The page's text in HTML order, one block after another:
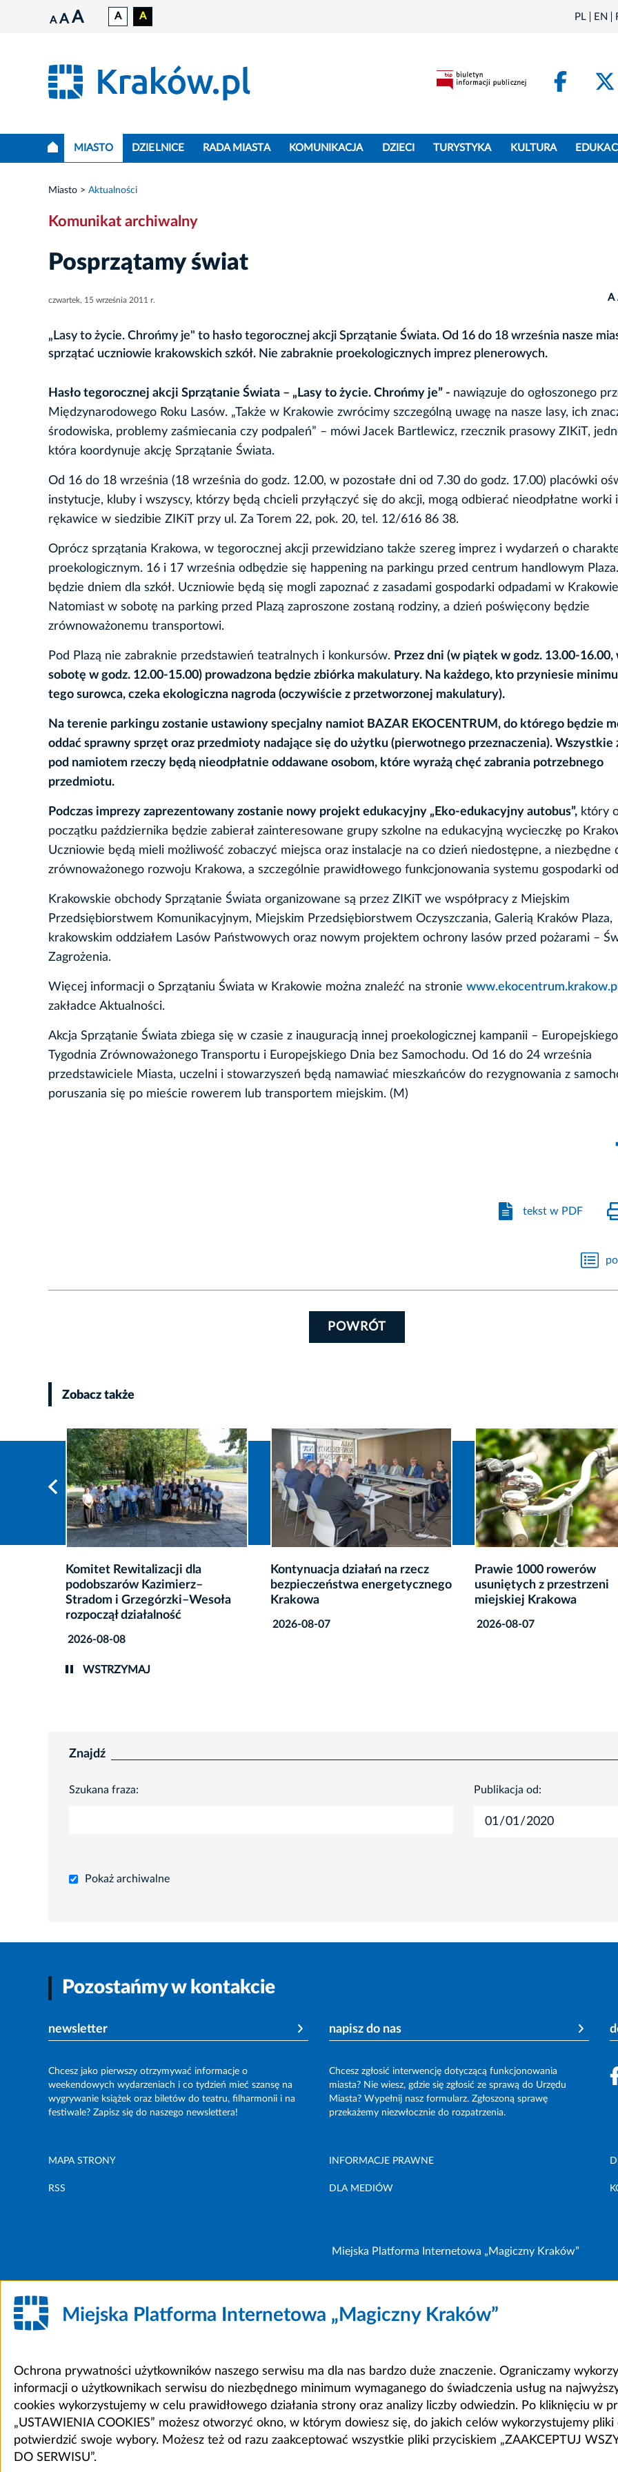
A A A A A PL EN
MIASTO DZIELNICE RADA MIASTA KOMUNIKACJA DZIECI TURYSTYKA KULTURA
Miasto Aktualności
Komunikat archiwalny
Posprzątamy świat
czwartek, 15 września 2011 r. A
„Lasy to życie. Chrońmy je" to hasło tegorocznej akcji Sprzątanie Świata. Od 16 do 18 września nasze
sprzątać uczniowie krakowskich szkół. Nie zabraknie proekologicznych imprez plenerowych.
Hasło tegorocznej akcji Sprzątanie Świata – „Lasy to życie. Chrońmy je” - nawiązuje do ogłoszonego
Międzynarodowego Roku Lasów. „Także w Krakowie zwrócimy szczególną uwagę na nasze lasy, ich
środowiska, problemy zaśmiecania czy podpaleń” – mówi Jacek Bartlewicz, rzecznik prasowy ZIKiT,
która koordynuje akcję Sprzątanie Świata.
Od 16 do 18 września (18 września do godz. 12.00, w pozostałe dni od 7.30 do godz. 17.00) placówki
instytucje, kluby i wszyscy, którzy będą chcieli przyłączyć się do akcji, mogą odbierać nieodpłatne worki i
rękawice w siedzibie ZIKiT przy ul. Za Torem 22, pok. 20, tel. 12/616 86 38.
Oprócz sprzątania Krakowa, w tegorocznej akcji przewidziano także szereg imprez i wydarzeń o
proekologicznym. 16 i 17 września odbędzie się happening na parkingu przed centrum handlowym
będzie dniem dla szkół. Uczniowie będą się mogli zapoznać z zasadami gospodarki odpadami w
Natomiast w sobotę na parking przed Plazą zaproszone zostaną rodziny, a dzień poświęcony będzie
zrównoważonemu transportowi.
Pod Plazą nie zabraknie przedstawień teatralnych i konkursów. Przez dni (w piątek w godz. 13.00-16.00,
sobotę w godz. 12.00-15.00) prowadzona będzie zbiórka makulatury. Na każdego, kto przyniesie
tego surowca, czeka ekologiczna nagroda (oczywiście z przetworzonej makulatury).
Na terenie parkingu zostanie ustawiony specjalny namiot BAZAR EKOCENTRUM, do którego będzie
oddać sprawny sprzęt oraz przedmioty nadające się do użytku (pierwotnego przeznaczenia). Wszystkie
pod namiotem rzeczy będą nieodpłatnie oddawane osobom, które wyrażą chęć zabrania potrzebnego
przedmiotu.
Podczas imprezy zaprezentowany zostanie nowy projekt edukacyjny „Eko-edukacyjny autobus”, który
początku października będzie zabierał zainteresowane grupy szkolne na edukacyjną wycieczkę po
Uczniowie będą mieli możliwość zobaczyć miejsca oraz instalacje na co dzień niedostępne, a niezbędne
zrównoważonego rozwoju Krakowa, a szczególnie prawidłowego funkcjonowania systemu gospodarki
Krakowskie obchody Sprzątanie Świata organizowane są przez ZIKiT we współpracy z Miejskim
Przedsiębiorstwem Komunikacyjnym, Miejskim Przedsiębiorstwem Oczyszczania, Galerią Kraków Plaza,
krakowskim oddziałem Lasów Państwowych oraz nowym projektem ochrony lasów przed pożarami –
Zagrożenia.
Więcej informacji o Sprzątaniu Świata w Krakowie można znaleźć na stronie www.ekocentrum.krakow.pl
zakładce Aktualności.
Akcja Sprzątanie Świata zbiega się w czasie z inauguracją innej proekologicznej kampanii – Europejskiego
Tygodnia Zrównoważonego Transportu i Europejskiego Dnia bez Samochodu. Od 16 do 24 września
przedstawiciele Miasta, uczelni i stowarzyszeń będą namawiać mieszkańców do rezygnowania z
poruszania się po mieście rowerem lub transportem miejskim. (M)
tekst w PDF
POWRÓT
Zobacz także
Kontynuacja działań na rzecz
bezpieczeństwa energetycznego
Krakowa
2026-08-07
Prawie 1000 rowerów
usuniętych z przestrzeni
miejskiej Krakowa
2026-08-07
Rusza modernizacja
dwóch krakowskich
2026-08-07
WSTRZYMAJ
Znajdź
Szukana fraza: Publikacja od:
Pokaż archiwalne
Pozostańmy w kontakcie
newsletter
Chcesz jako pierwszy otrzymywać informacje o
weekendowych wydarzeniach i co tydzień mieć szansę na
wygrywanie książek oraz biletów do teatru, filharmonii i na
festiwale? Zapisz się do naszego newslettera!
napisz do nas
Chcesz zgłosić interwencję dotyczącą funkcjonowania
miasta? Nie wiesz, gdzie się zgłosić ze sprawą do Urzędu
Miasta? Wypełnij nasz formularz. Zgłoszoną sprawę
przekażemy niezwłocznie do rozpatrzenia.
MAPA STRONY INFORMACJE PRAWNE
RSS DLA MEDIÓW
Miejska Platforma Internetowa „Magiczny Kraków”
Miejska Platforma Internetowa „Magiczny Kraków”
Ochrona prywatności użytkowników naszego serwisu ma dla nas bardzo duże znaczenie. Ograniczamy
informacji o użytkownikach serwisu do niezbędnego minimum wymaganego do świadczenia usług na
cookies wykorzystujemy w celu prawidłowego działania strony oraz analizy liczby odwiedzin. Po kliknięciu w
„USTAWIENIA COOKIES” możesz otworzyć okno, w którym dowiesz się, do jakich celów wykorzystujemy pliki
potwierdzić swoje wybory. Możesz też od razu zaakceptować wszystkie pliki przyciskiem „ZAAKCEPTUJ
DO SERWISU”.